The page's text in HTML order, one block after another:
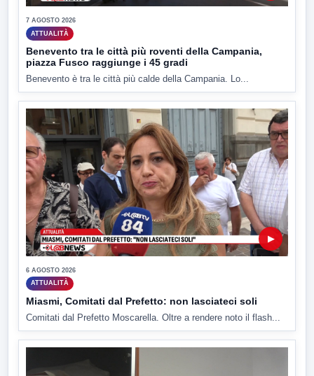
7 AGOSTO 2026
ATTUALITÀ
Benevento tra le città più roventi della Campania,
piazza Fusco raggiunge i 45 gradi
Benevento è tra le città più calde della Campania. Lo...
▶
6 AGOSTO 2026
ATTUALITÀ
Miasmi, Comitati dal Prefetto: non lasciateci soli
Comitati dal Prefetto Moscarella. Oltre a rendere noto il flash...